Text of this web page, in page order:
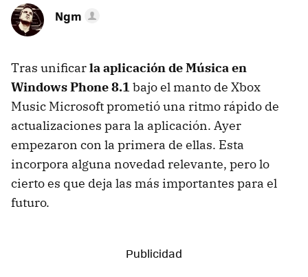
Ngm
Tras unificarla aplicación de Música en
Windows Phone 8.1 bajo el manto de Xbox
Music Microsoft prometió una ritmo rápido de
actualizaciones para la aplicación. Ayer
empezaron con la primera de ellas. Esta
incorpora alguna novedad relevante, pero lo
cierto es que deja las más importantes para el
futuro.